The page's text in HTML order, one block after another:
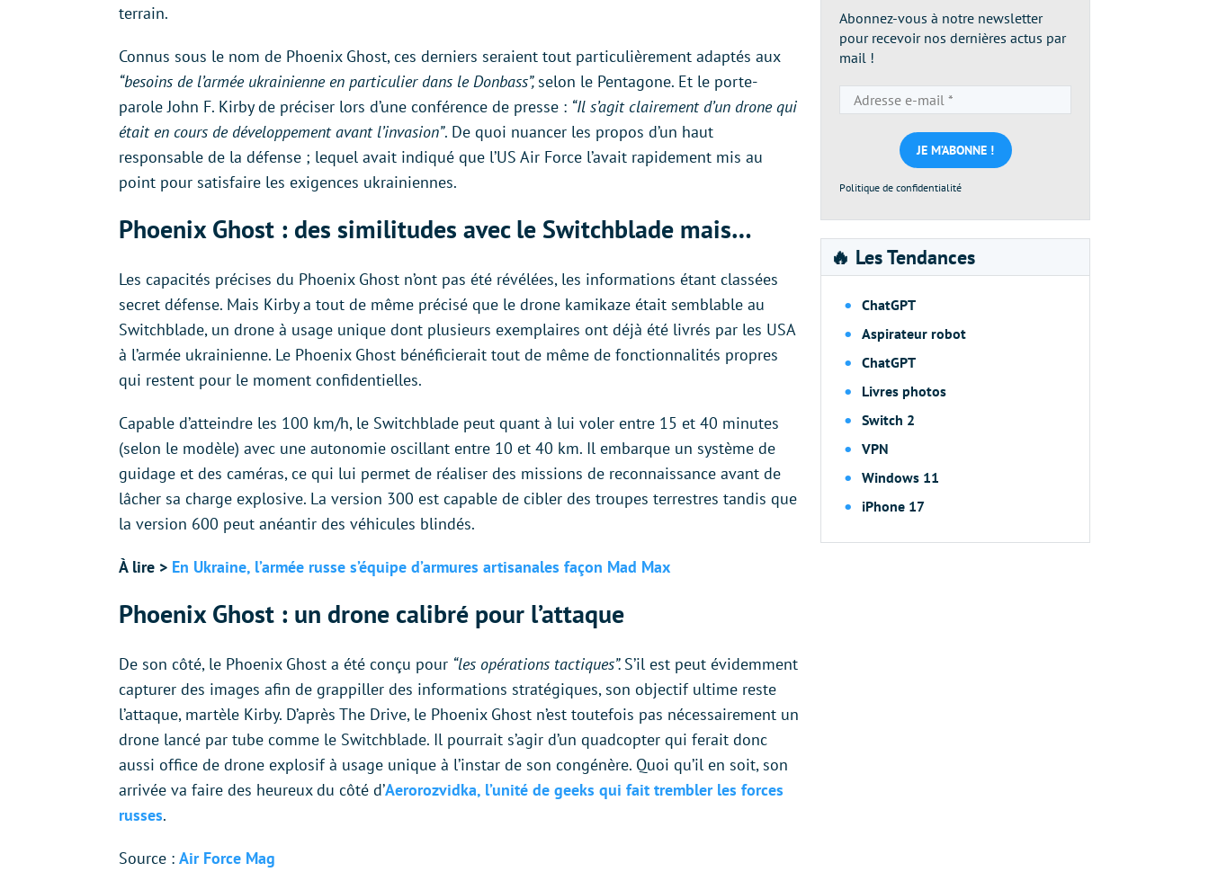
terrain.
Connus sous le nom de Phoenix Ghost, ces derniers seraient tout particulièrement adaptés aux
“besoins de l’armée ukrainienne en particulier dans le Donbass”,selon le Pentagone. Et le porte-
parole John F. Kirby de préciser lors d’une conférence de presse : “Il s’agit clairement d’un drone qui
était en cours de développement avant l’invasion”. De quoi nuancer les propos d’un haut
responsable de la défense ; lequel avait indiqué que l’US Air Force l’avait rapidement mis au
point pour satisfaire les exigences ukrainiennes.
Phoenix Ghost : des similitudes avec le Switchblade mais…
Les capacités précises du Phoenix Ghost n’ont pas été révélées, les informations étant classées
secret défense. Mais Kirby a tout de même précisé que le drone kamikaze était semblable au
Switchblade, un drone à usage unique dont plusieurs exemplaires ont déjà été livrés par les USA
à l’armée ukrainienne. Le Phoenix Ghost bénéficierait tout de même de fonctionnalités propres
qui restent pour le moment confidentielles.
Capable d’atteindre les 100 km/h, le Switchblade peut quant à lui voler entre 15 et 40 minutes
(selon le modèle) avec une autonomie oscillant entre 10 et 40 km. Il embarque un système de
guidage et des caméras, ce qui lui permet de réaliser des missions de reconnaissance avant de
lâcher sa charge explosive. La version 300 est capable de cibler des troupes terrestres tandis que
la version 600 peut anéantir des véhicules blindés.
À lire > En Ukraine, l’armée russe s’équipe d’armures artisanales façon Mad Max
Phoenix Ghost : un drone calibré pour l’attaque
De son côté, le Phoenix Ghost a été conçu pour “les opérations tactiques”. S’il est peut évidemment
capturer des images afin de grappiller des informations stratégiques, son objectif ultime reste
l’attaque, martèle Kirby. D’après The Drive, le Phoenix Ghost n’est toutefois pas nécessairement un
drone lancé par tube comme le Switchblade. Il pourrait s’agir d’un quadcopter qui ferait donc
aussi office de drone explosif à usage unique à l’instar de son congénère. Quoi qu’il en soit, son
arrivée va faire des heureux du côté d’Aerorozvidka, l’unité de geeks qui fait trembler les forces
russes.
Source : Air Force Mag
Abonnez-vous à notre newsletter
pour recevoir nos dernières actus par
mail !
e-
mail
*
Politique de confidentialité
🔥 Les Tendances
ChatGPT
Aspirateur robot
ChatGPT
Livres photos
Switch 2
VPN
Windows 11
iPhone 17